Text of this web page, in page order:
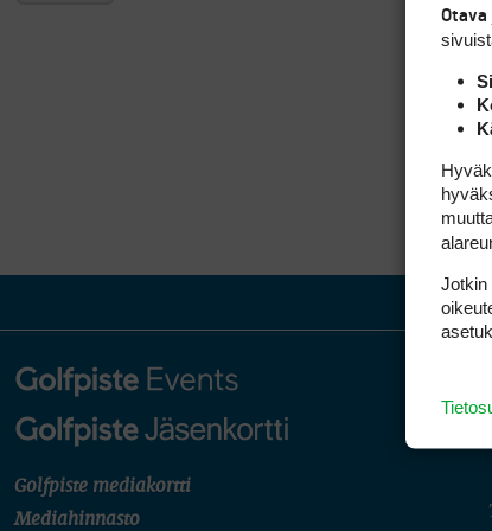
Golfpiste mediakortti
Mediahinnasto
Otava
Jotkin